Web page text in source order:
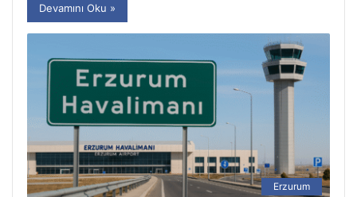
Devamını Oku »
Erzurum